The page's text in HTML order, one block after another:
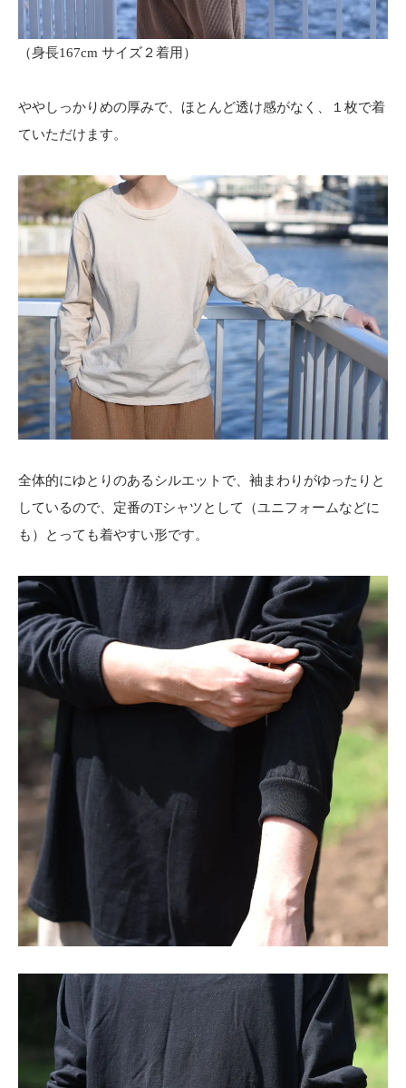
（身長167cm サイズ２着用）
ややしっかりめの厚みで、ほとんど透け感がなく、１枚で着
ていただけます。
全体的にゆとりのあるシルエットで、袖まわりがゆったりと
しているので、定番のTシャツとして（ユニフォームなどに
も）とっても着やすい形です。